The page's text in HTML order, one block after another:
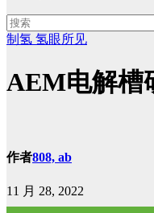
制氢 氢眼所见
AEM电解槽
作者808, ab
11 月 28, 2022